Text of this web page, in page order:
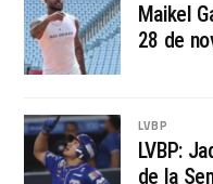
Maikel
28 de
LVBP
LVBP:
de la